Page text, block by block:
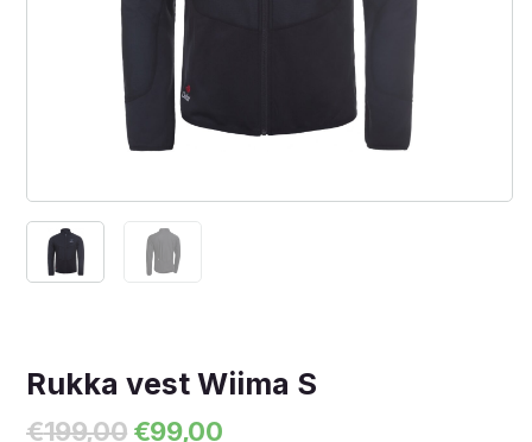
Rukka vest Wiima S
€199,00 Oorspronkelijke
€99,00Huidige